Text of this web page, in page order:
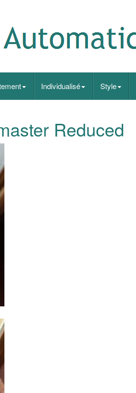
Individualisé Style
Reduced